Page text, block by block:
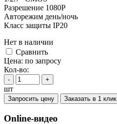
Разрешение 1080P
Авторежим день/ночь
Класс защиты IP20
Нет в наличии
Cравнить
Цена: по запросу
Кол-во:
- +
шт
Запросить цену Заказать в 1 клик
Online-видео